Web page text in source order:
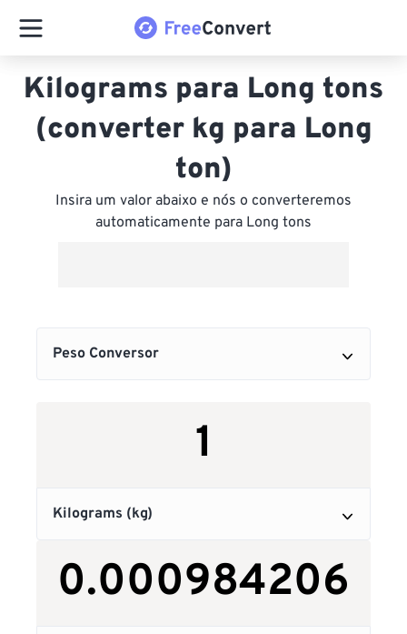
Kilograms para Long tons
(converter kg para Long
ton)
Insira um valor abaixo e nós o converteremos
automaticamente para Long tons